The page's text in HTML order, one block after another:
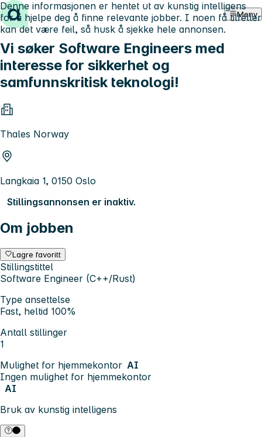
Hopp til innhold Meny
Vi søker Software Engineers med
interesse for sikkerhet og
samfunnskritisk teknologi!
Thales Norway
Langkaia 1, 0150 Oslo
Stillingsannonsen er inaktiv.
Om jobben
Lagre favoritt
Stillingstittel
Software Engineer (C++/Rust)
Type ansettelse
Fast, heltid 100%
Antall stillinger
1
Mulighet for hjemmekontor AI
Ingen mulighet for hjemmekontor
AI
Bruk av kunstig intelligens
Denne informasjonen er hentet ut av kunstig intelligens
for å hjelpe deg å finne relevante jobber. I noen få tilfeller
kan det være feil, så husk å sjekke hele annonsen.